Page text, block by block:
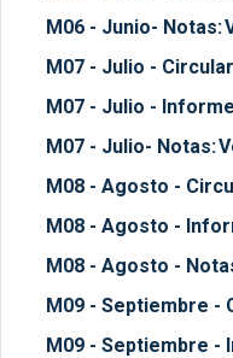
M06 - Junio- Notas:
M07 - Julio -
M07 - Julio -
M07 - Julio- Notas:
M08 - Agosto -
M08 - Agosto -
M08 - Agosto -
M09 - Septiembre -
M09 - Septiembre -